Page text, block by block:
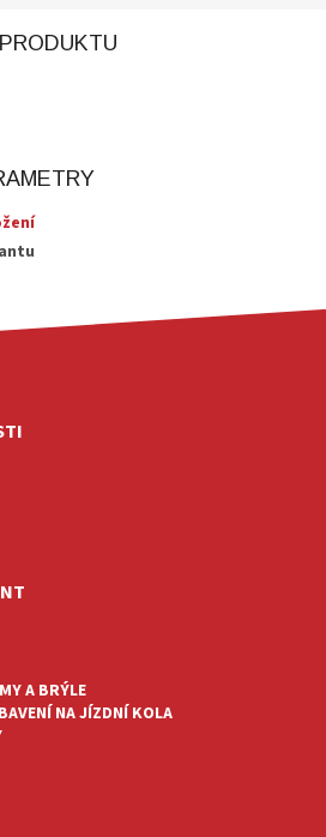
A BRÝLE
NA JÍZDNÍ KOLA